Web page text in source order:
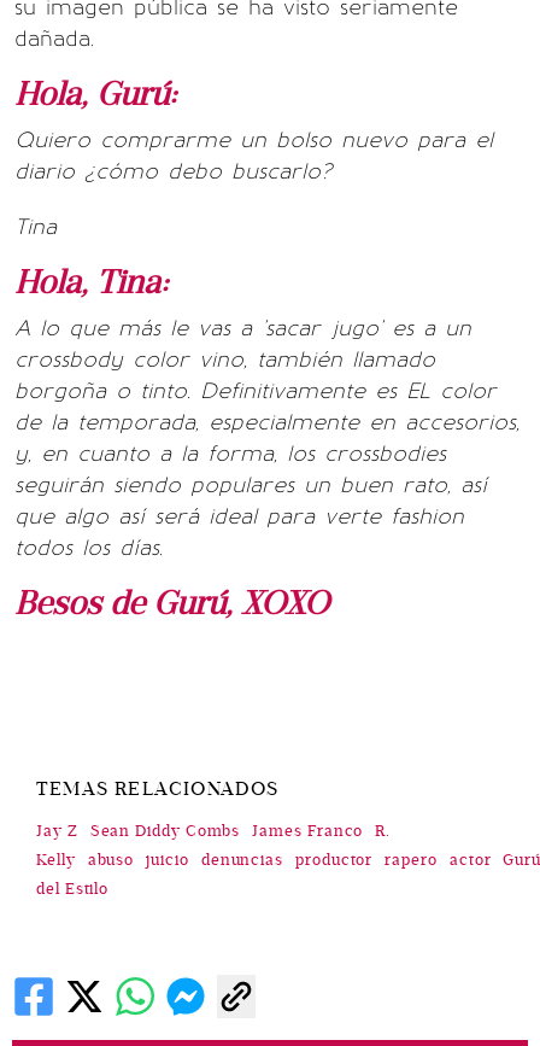
su imagen pública se ha visto seriamente
dañada.
Hola, Gurú:
Quiero comprarme un bolso nuevo para el
diario ¿cómo debo buscarlo?
Tina
Hola, Tina:
A lo que más le vas a 'sacar jugo' es a un
crossbody color vino, también llamado
borgoña o tinto. Definitivamente es EL color
de la temporada, especialmente en accesorios,
y, en cuanto a la forma, los crossbodies
seguirán siendo populares un buen rato, así
que algo así será ideal para verte fashion
todos los días.
Besos de Gurú, XOXO
TEMAS RELACIONADOS
Jay Z Sean Diddy Combs James Franco
R.
Kelly
abuso juicio denuncias productor rapero actor
del Estilo